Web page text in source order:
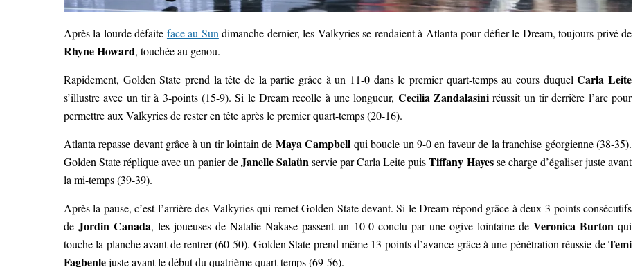
Après la lourde défaite face au Sun dimanche dernier, les Valkyries se rendaient à Atlanta pour défier le Dream, toujours privé de
Rhyne Howard, touchée au genou.
Rapidement, Golden State prend la tête de la partie grâce à un 11-0 dans le premier quart-temps au cours duquelCarla Leite
s’illustre avec un tir à 3-points (15-9). Si le Dream recolle à une longueur, Cecilia Zandalasini réussit un tir derrière l’arc pour
permettre aux Valkyries de rester en tête après le premier quart-temps (20-16).
Atlanta repasse devant grâce à un tir lointain de Maya Campbell qui boucle un 9-0 en faveur de la franchise géorgienne (38-35).
Golden State réplique avec un panier deJanelle Salaünservie par Carla Leite puisTiffany Hayesse charge d’égaliser juste avant
la mi-temps (39-39).
Après la pause, c’est l’arrière des Valkyries qui remet Golden State devant. Si le Dream répond grâce à deux 3-points consécutifs
deJordin Canada, les joueuses de Natalie Nakase passent un 10-0 conclu par une ogive lointaine de Veronica Burton qui
touche la planche avant de rentrer (60-50). Golden State prend même 13 points d’avance grâce à une pénétration réussie deTemi
Fagbenlejuste avant le début du quatrième quart-temps (69-56).